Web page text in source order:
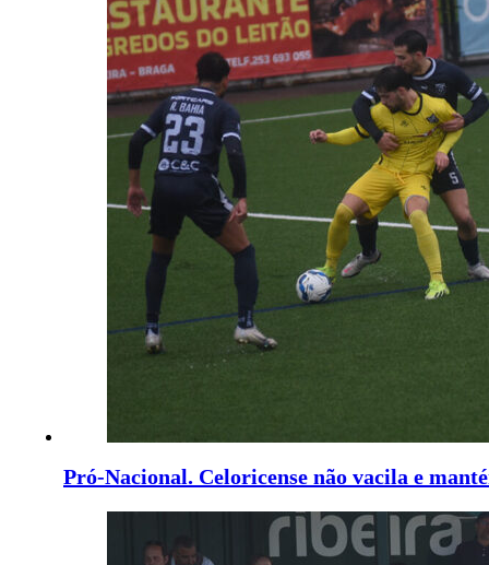
Pró-Nacional. Celoricense não vacila e